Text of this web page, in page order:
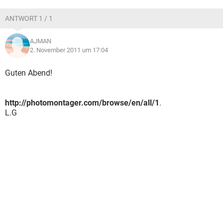
ANTWORT 1 / 1
AJMAN
2. November 2011 um 17:04
Guten Abend!
http://photomontager.com/browse/en/all/1.
L.G